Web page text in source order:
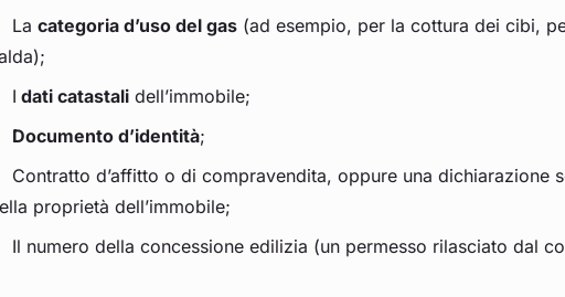
La categoria d’uso del gas(ad esempio, per la cottura dei cibi,
I dati catastalidell’immobile;
Documento d’identità;
Contratto d’affitto o di compravendita, oppure una dichiarazione
proprietà dell’immobile;
Il numero della concessione edilizia (un permesso rilasciato dal